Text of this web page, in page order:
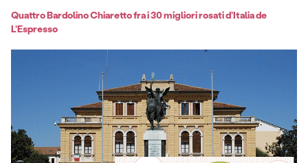
Quattro Bardolino Chiaretto fra i 30 migliori rosati d’Italia de
L’Espresso